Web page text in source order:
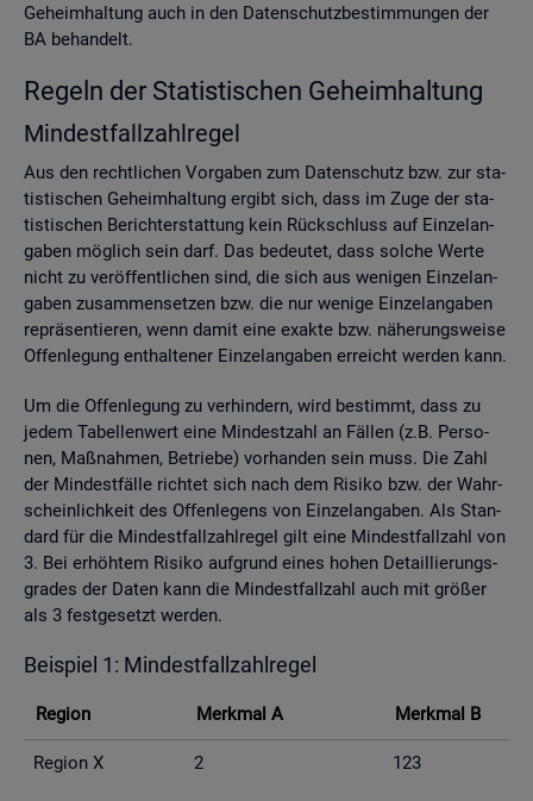
Ge­heim­hal­tung auch in den Da­ten­schutz­be­stim­mun­gen der
BA be­han­delt.
Re­geln der Sta­tis­ti­schen Ge­heim­hal­tung
Min­dest­fall­zahl­re­gel
Aus den recht­li­chen Vor­ga­ben zum Da­ten­schutz bzw. zur sta­
tis­ti­schen Ge­heim­hal­tung er­gibt sich, dass im Zuge der sta­
tis­ti­schen Be­richt­erstat­tung kein Rück­schluss auf Ein­zel­an­
ga­ben mög­lich sein darf. Das be­deu­tet, dass sol­che Werte
nicht zu ver­öf­fent­li­chen sind, die sich aus we­ni­gen Ein­zel­an­
ga­ben zu­sam­men­set­zen bzw. die nur we­ni­ge Ein­zel­an­ga­ben
re­prä­sen­tie­ren, wenn damit eine ex­ak­te bzw. nä­he­rungs­wei­se
Of­fen­le­gung ent­hal­te­ner Ein­zel­an­ga­ben er­reicht wer­den kann.
Um die Of­fen­le­gung zu ver­hin­dern, wird be­stimmt, dass zu
jedem Ta­bel­len­wert eine Min­dest­zahl an Fäl­len (z.B. Per­so­
nen, Maß­nah­men, Be­trie­be) vor­han­den sein muss. Die Zahl
der Min­dest­fäl­le rich­tet sich nach dem Ri­si­ko bzw. der Wahr­
schein­lich­keit des Of­fen­le­gens von Ein­zel­an­ga­ben. Als Stan­
dard für die Min­dest­fall­zahl­re­gel gilt eine Min­dest­fall­zahl von
3. Bei er­höh­tem Ri­si­ko auf­grund eines hohen De­tail­lie­rungs­
gra­des der Daten kann die Min­dest­fall­zahl auch mit grö­ßer
als 3 fest­ge­setzt wer­den.
Bei­spiel 1: Min­dest­fall­zahl­re­gel
Re­gi­on Merk­mal A Merk­mal B
Re­gi­on X 2 123